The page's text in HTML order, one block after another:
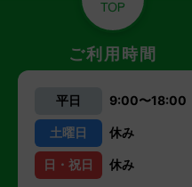
ご利用時間
平日 9:00〜18:00
土曜日 休み
日・祝日 休み